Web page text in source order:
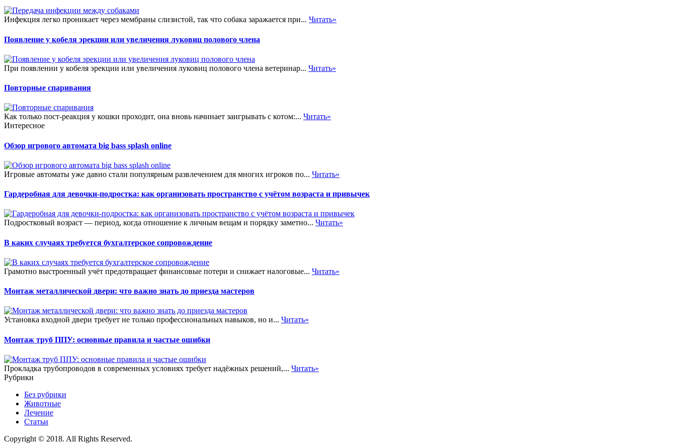
Инфекция легко проникает через мембраны слизистой, так что собака заражается при... Читать»
Появление у кобеля эрекции или увеличения луковиц полового члена
При появлении у кобеля эрекции или увеличения луковиц полового члена ветеринар... Читать»
Повторные спаривания
Как только пост-реакция у кошки проходит, она вновь начинает заигрывать с котом:... Читать»
Интересное
Обзор игрового автомата big bass splash online
Игровые автоматы уже давно стали популярным развлечением для многих игроков по... Читать»
Гардеробная для девочки-подростка: как организовать пространство с учётом возраста и привычек
Подростковый возраст — период, когда отношение к личным вещам и порядку заметно... Читать»
В каких случаях требуется бухгалтерское сопровождение
Грамотно выстроенный учёт предотвращает финансовые потери и снижает налоговые... Читать»
Монтаж металлической двери: что важно знать до приезда мастеров
Установка входной двери требует не только профессиональных навыков, но и... Читать»
Монтаж труб ППУ: основные правила и частые ошибки
Прокладка трубопроводов в современных условиях требует надёжных решений,... Читать»
Рубрики
Без рубрики
Животные
Лечение
Статьи
Copyright © 2018. All Rights Reserved.